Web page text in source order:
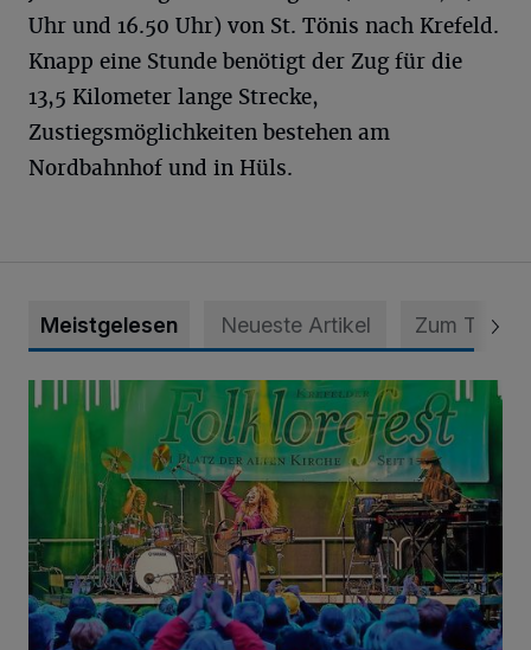
Uhr und 16.50 Uhr) von St. Tönis nach Krefeld.
Knapp eine Stunde benötigt der Zug für die
13,5 Kilometer lange Strecke,
Zustiegsmöglichkeiten bestehen am
Nordbahnhof und in Hüls.
Meistgelesen Neueste Artikel Zum Thema
Folklorefest Krefeld – „Frauen dieser Welt“